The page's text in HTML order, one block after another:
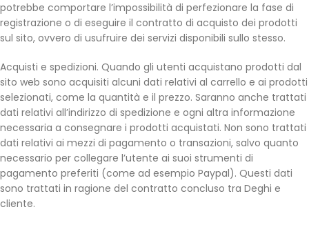
potrebbe comportare l’impossibilità di perfezionare la fase di
registrazione o di eseguire il contratto di acquisto dei prodotti
sul sito, ovvero di usufruire dei servizi disponibili sullo stesso.
Acquisti e spedizioni. Quando gli utenti acquistano prodotti dal
sito web sono acquisiti alcuni dati relativi al carrello e ai prodotti
selezionati, come la quantità e il prezzo. Saranno anche trattati
dati relativi all’indirizzo di spedizione e ogni altra informazione
necessaria a consegnare i prodotti acquistati. Non sono trattati
dati relativi ai mezzi di pagamento o transazioni, salvo quanto
necessario per collegare l’utente ai suoi strumenti di
pagamento preferiti (come ad esempio Paypal). Questi dati
sono trattati in ragione del contratto concluso tra Deghi e
cliente.